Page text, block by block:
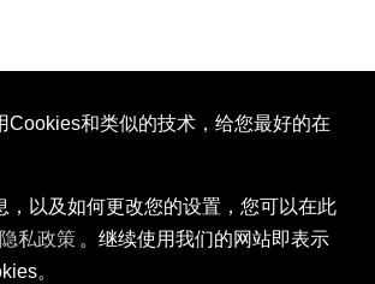
Cookies和类似的技术，给您最好的在
，以及如何更改您的设置，您可以在此
隐私政策 。继续使用我们的网站即表示
。